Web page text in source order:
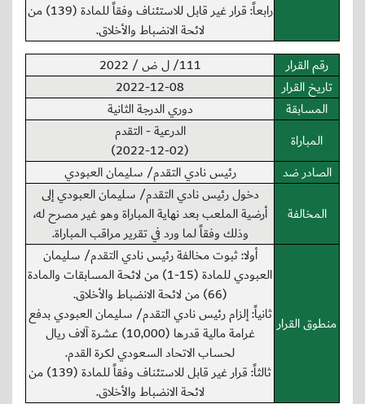
رابعاً: قرار غير قابل للاستئناف وفقاً للمادة (139) من
لائحة الانضباط والأخلاق.
رقم القرار
111/ ل ض / 2022
تاريخ القرار
2022-12-08
المسابقة
دوري الدرجة الثانية
المباراة
الدرعية - التقدم
(2022-12-02)
الصادر ضد
رئيس نادي التقدم/ سليمان العبودي
المخالفة
دخول رئيس نادي التقدم/ سليمان العبودي إلى
أرضية الملعب بعد نهاية المباراة وهو غير مصرح له،
وذلك وفقاً لما ورد في تقرير مراقب المباراة.
منطوق القرار
أولا: ثبوت مخالفة رئيس نادي التقدم/ سليمان
العبودي للمادة (15-1) من لائحة المسابقات والمادة
(66) من لائحة الانضباط والأخلاق.
ثانياً: إلزام رئيس نادي التقدم/ سليمان العبودي بدفع
غرامة مالية قدرها (10,000) عشرة آلاف ريال
لحساب الاتحاد السعودي لكرة القدم.
ثالثاً: قرار غير قابل للاستئناف وفقاً للمادة (139) من
لائحة الانضباط والأخلاق.